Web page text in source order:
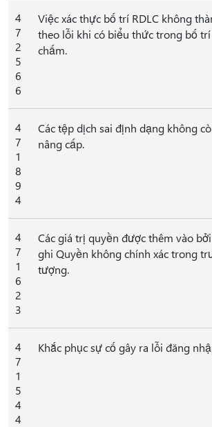
4
7
2
5
6
6
Việc xác thực bố trí RDLC không
theo lỗi khi có biểu thức trong bố trí
chấm.
4
7
1
8
9
4
Các tệp dịch sai định dạng không
nâng cấp.
4
7
1
6
2
3
Các giá trị quyền được thêm vào
ghi Quyền không chính xác trong
tượng.
4
7
1
5
4
4
Khắc phục sự cố gây ra lỗi đăng